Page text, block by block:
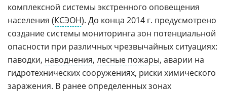
комплексной системы экстренного оповещения
населения (КСЭОН). До конца 2014 г. предусмотрено
создание системы мониторинга зон потенциальной
опасности при различных чрезвычайных ситуациях:
паводки, наводнения, лесные пожары, аварии на
гидротехнических сооружениях, риски химического
заражения. В ранее определенных зонах